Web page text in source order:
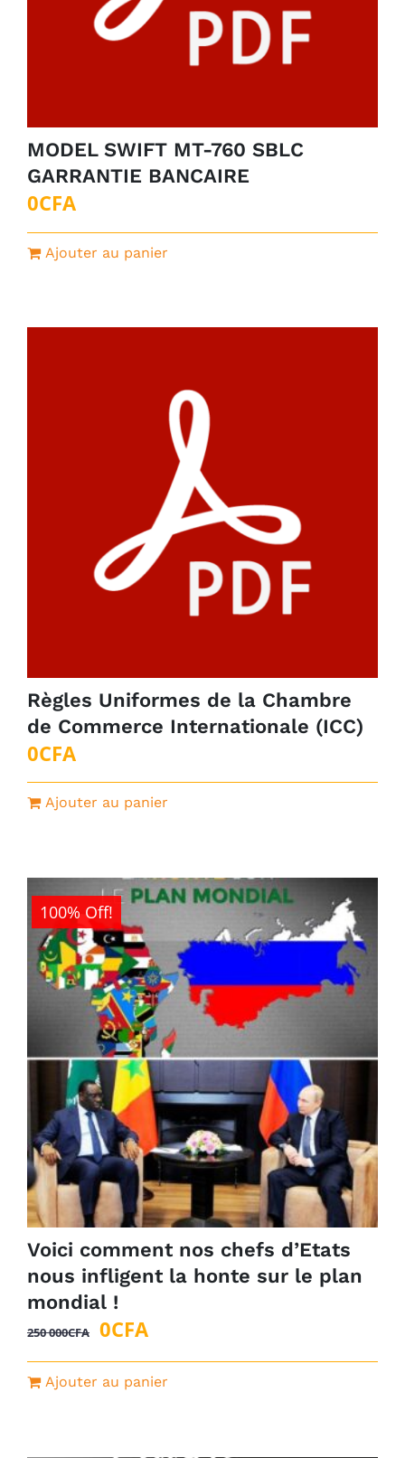
MODEL SWIFT MT-760 SBLC
GARRANTIE BANCAIRE
0CFA
Ajouter au panier
Règles Uniformes de la Chambre
de Commerce Internationale (ICC)
0CFA
Ajouter au panier
100% Off!
Voici comment nos chefs d’Etats
nous infligent la honte sur le plan
mondial !
250 000CFA
Le
prix
initial
0CFALe
prix
actuel
Ajouter au panier